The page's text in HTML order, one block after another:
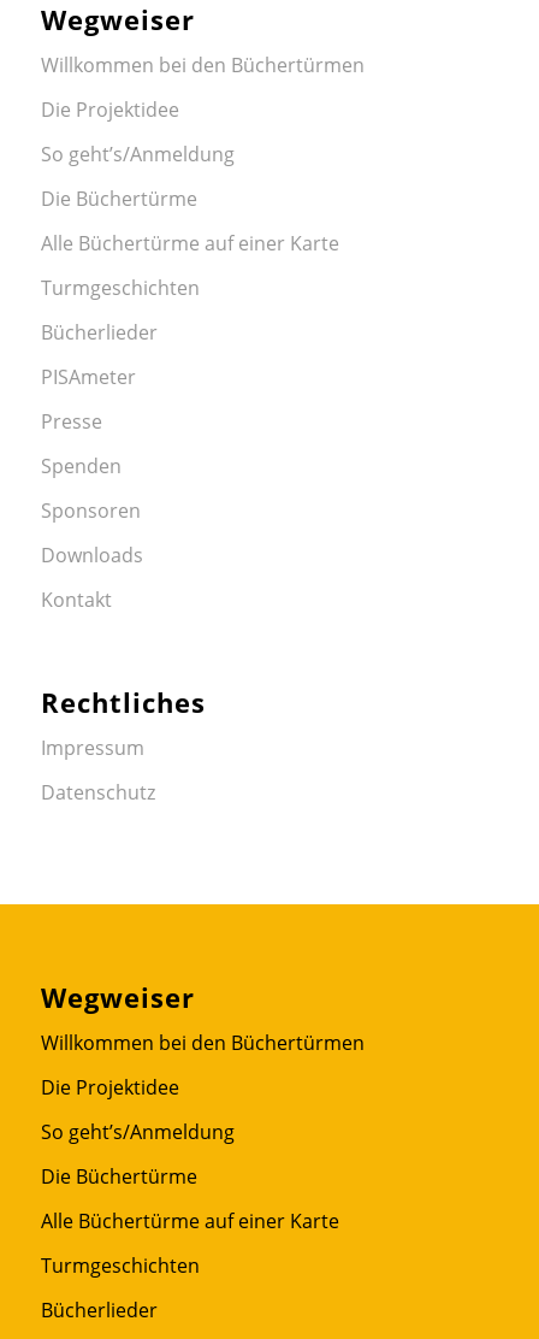
Wegweiser
Willkommen bei den Büchertürmen
Die Projektidee
So geht’s/Anmeldung
Die Büchertürme
Alle Büchertürme auf einer Karte
Turmgeschichten
Bücherlieder
PISAmeter
Presse
Spenden
Sponsoren
Downloads
Kontakt
Rechtliches
Impressum
Datenschutz
Wegweiser
Willkommen bei den Büchertürmen
Die Projektidee
So geht’s/Anmeldung
Die Büchertürme
Alle Büchertürme auf einer Karte
Turmgeschichten
Bücherlieder